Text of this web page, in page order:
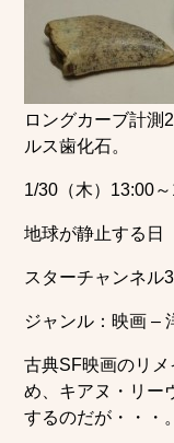
ロングカーブ計測
ルス歯化石。
1/30（木）13:00
地球が静止する日
スターチャンネル3
ジャンル：映画 –
古典SF映画のリ
め、キアヌ・リー
するのだが・・・。